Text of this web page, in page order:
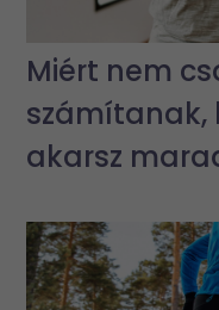
Miért nem
akarsz